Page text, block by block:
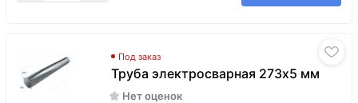
Под заказ
Труба электросварная 273х5 мм
Нет оценок